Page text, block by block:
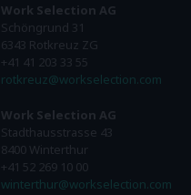
Work Selection AG
Schöngrund 31
6343 Rotkreuz ZG
+41 41 203 33 55
rotkreuz@workselection.com
Work Selection AG
Stadthausstrasse 43
8400 Winterthur
+41 52 269 10 00
winterthur@workselection.com